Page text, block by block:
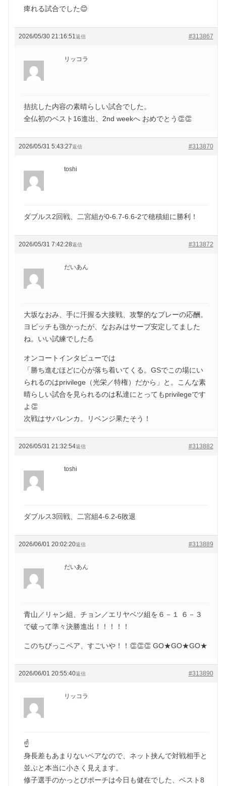
痺れる試合でした😊
2026/05/30 21:16:51 #313867
返信
リッコラ
拮抗した内容の素晴らしい試合でした。
全仏初のベスト16進出、2nd weekへ おめでとう👏👏
2026/05/31 5:43:27 #313870
返信
toshi
ダブルス2回戦、二宮組が0-6.7-6.6-2で穂積組に勝利！
2026/05/31 7:42:28 #313872
返信
だいあん
大坂なおみ、手に汗握る大接戦、攻撃的なプレーの応酬。
ヨビッチも強かったが、なおみはサーブ安定してました
ね。いい試練でした💪
オンコートインタビューでは
「勝ち進むほどに心が落ち着いてくる。GSでこの場にい
られるのはprivilege（光栄／特権）だから」と。こんな素
晴らしい試合を見られるのは私達にとってもprivilegeです
よ👏
次戦はサバレンカ。リベンジ果たそう！
2026/05/31 21:32:54 #313882
返信
toshi
ダブルス3回戦、二宮組4-6.2-6敗退
2026/06/01 20:02:20 #313889
返信
だいあん
青山／リャン組、チョン／エリヤベツ組を６－１ ６－３
で破って準々決勝進出！！！！！
このちびっこペア、すごいや！！👏👏👏 GO★GO★GO★
2026/06/01 20:55:40 #313890
返信
リッコラ
☝️
身長差もあまりないペアなので、ネット挟んで対戦相手と
並ぶと本当に小さく見えます。
修子選手のかっとびポーチは今日も健在でした、ベスト8